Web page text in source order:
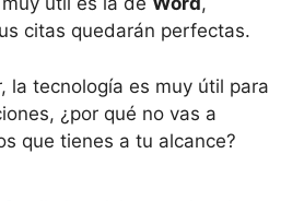
citas quedarán perfectas.
la tecnología es muy útil para
¿por qué no vas a
que tienes a tu alcance?